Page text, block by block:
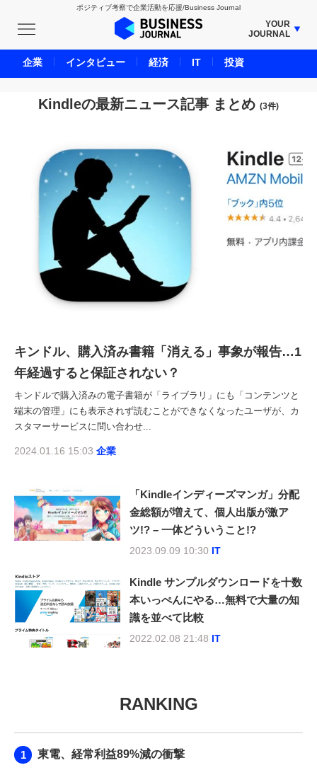
ポジティブ考察で企業活動を応援/Business Journal
YOUR
JOURNAL
BUSINESS JOURNAL
UNICORN JOURNAL
CARBON CREDITS JOURNAL
INBOUND JOURNAL
LIFE ENDING JOURNAL
AI JOURNAL
REAL ESTATE BROKERAGE JOURNAL
SMART MARKETING JOURNAL
BPaaS JOURNAL
ADOPTABLE DOG JOURNAL
Kindleの最新ニュース記事 まとめ (3件)
キンドル、購入済み書籍「消える」事象が報告…1
年経過すると保証されない？
キンドルで購入済みの電子書籍が「ライブラリ」にも「コンテンツと
端末の管理」にも表示されず読むことができなくなったユーザが、カ
スタマーサービスに問い合わせ...
2024.01.16 15:03 企業
「Kindleインディーズマンガ」分配
金総額が増えて、個人出版が激ア
ツ!? – 一体どういうこと!?
2023.09.09 10:30 IT
Kindle サンプルダウンロードを十数
本いっぺんにやる…無料で大量の知
識を並べて比較
2022.02.08 21:48 IT
RANKING
東電、経常利益89%減の衝撃
企業 インタビュー 経済 IT 投資